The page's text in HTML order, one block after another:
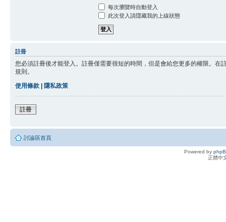
每次瀏覽時自動登入
此次登入請隱藏我的上線狀態
註冊
您必須註冊後才能登入。註冊僅需要很短的時間，但是會給您更多的權限。
規則。
使用條款 | 隱私政策
註冊
討論區首頁
Powered by
正體中